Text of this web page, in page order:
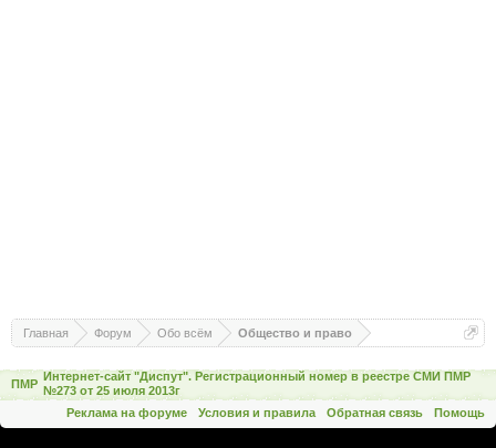
Главная Форум Обо всём Общество и право
ПМР
Интернет-сайт "Диспут". Регистрационный номер в реестре СМИ ПМР
№273 от 25 июля 2013г
Реклама на форуме
Условия и правила Обратная связь Помощь